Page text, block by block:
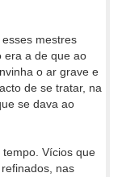
mestres
era a de que ao
o ar grave e
de se tratar, na
se dava ao
Vícios que
nas